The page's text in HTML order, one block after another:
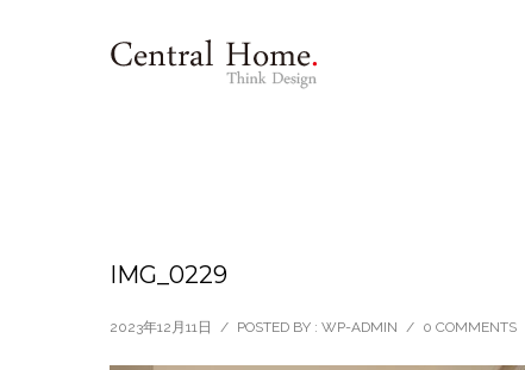
IMG_0229
2023年12月11日 / POSTED BY : WP-ADMIN / 0 COMMENTS